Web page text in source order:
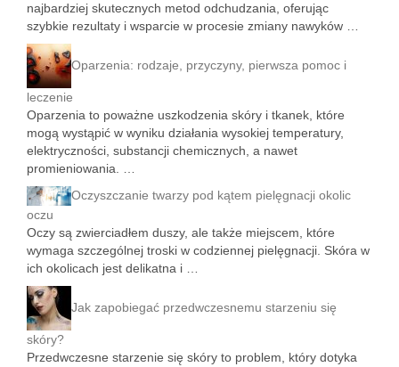
najbardziej skutecznych metod odchudzania, oferując
szybkie rezultaty i wsparcie w procesie zmiany nawyków …
Oparzenia: rodzaje, przyczyny, pierwsza pomoc i
leczenie
Oparzenia to poważne uszkodzenia skóry i tkanek, które
mogą wystąpić w wyniku działania wysokiej temperatury,
elektryczności, substancji chemicznych, a nawet
promieniowania. …
Oczyszczanie twarzy pod kątem pielęgnacji okolic
oczu
Oczy są zwierciadłem duszy, ale także miejscem, które
wymaga szczególnej troski w codziennej pielęgnacji. Skóra w
ich okolicach jest delikatna i …
Jak zapobiegać przedwczesnemu starzeniu się
skóry?
Przedwczesne starzenie się skóry to problem, który dotyka